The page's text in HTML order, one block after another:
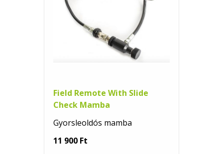
Field Remote With Slide
Check Mamba
Gyorsleoldós mamba
11 900 Ft